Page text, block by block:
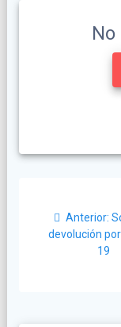
entradas
Anterior:
devolución por
19